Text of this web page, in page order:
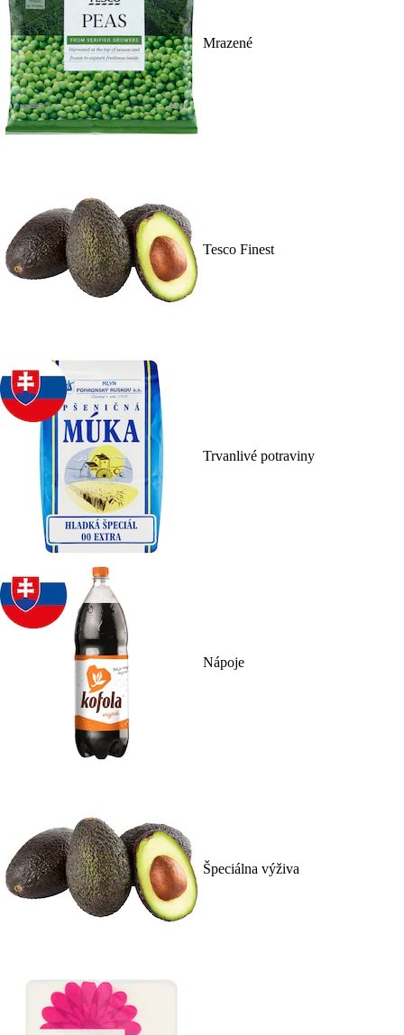
Mrazené
Tesco Finest
Trvanlivé potraviny
Nápoje
Špeciálna výživa